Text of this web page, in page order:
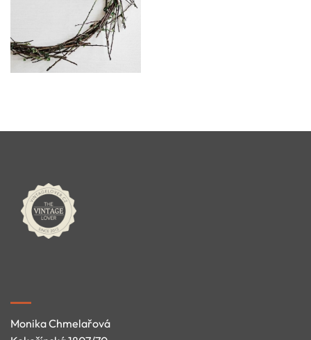
Monika Chmelařová